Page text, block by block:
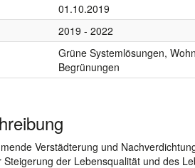
01.10.2019
2019 - 2022
Grüne Systemlösungen,
Begrünungen
Verstädterung und
Steigerung der Lebensqualität und des